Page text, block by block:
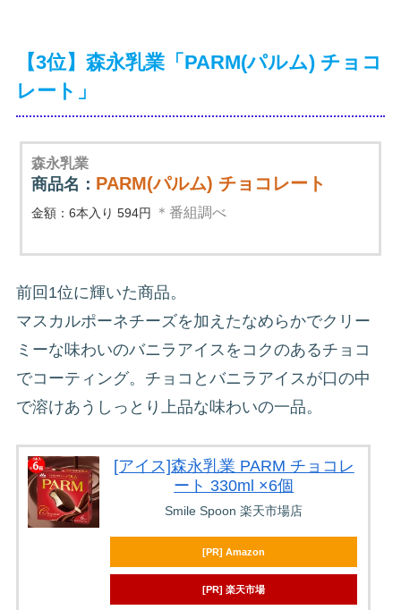
【3位】森永乳業「PARM(パルム) チョコ
レート」
森永乳業
商品名： PARM(パルム) チョコレート
金額：6本入り 594円 ＊番組調べ
前回1位に輝いた商品。
マスカルポーネチーズを加えたなめらかでクリー
ミーな味わいのバニラアイスをコクのあるチョコ
でコーティング。チョコとバニラアイスが口の中
で溶けあうしっとり上品な味わいの一品。
[アイス]森永乳業 PARM チョコレ
ート 330ml ×6個
Smile Spoon 楽天市場店
[PR] Amazon
[PR] 楽天市場